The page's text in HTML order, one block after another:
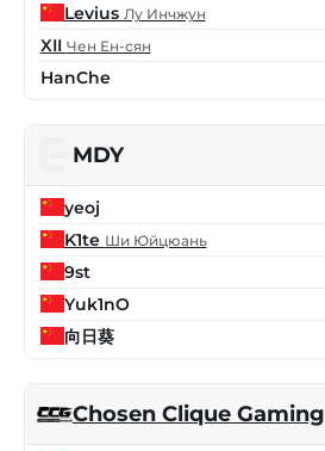
Levius Лу Инчжун
XII Чен Ен-сян
HanChe
MDY
yeoj
K1te Ши Юйцюань
9st
Yuk1nO
向日葵
Chosen Clique Gaming